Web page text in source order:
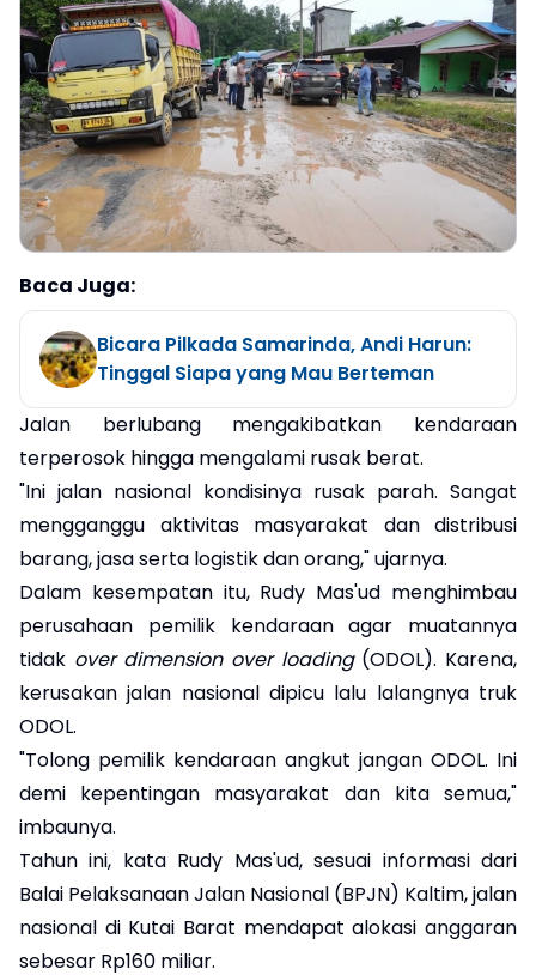
Baca Juga:
Bicara Pilkada Samarinda, Andi Harun:
Tinggal Siapa yang Mau Berteman
Jalan berlubang mengakibatkan kendaraan
terperosok hingga mengalami rusak berat.
"Ini jalan nasional kondisinya rusak parah. Sangat
mengganggu aktivitas masyarakat dan distribusi
barang, jasa serta logistik dan orang," ujarnya.
Dalam kesempatan itu, Rudy Mas'ud menghimbau
perusahaan pemilik kendaraan agar muatannya
tidak over dimension over loading(ODOL). Karena,
kerusakan jalan nasional dipicu lalu lalangnya truk
ODOL.
"Tolong pemilik kendaraan angkut jangan ODOL. Ini
demi kepentingan masyarakat dan kita semua,"
imbaunya.
Tahun ini, kata Rudy Mas'ud, sesuai informasi dari
Balai Pelaksanaan Jalan Nasional (BPJN) Kaltim, jalan
nasional di Kutai Barat mendapat alokasi anggaran
sebesar Rp160 miliar.